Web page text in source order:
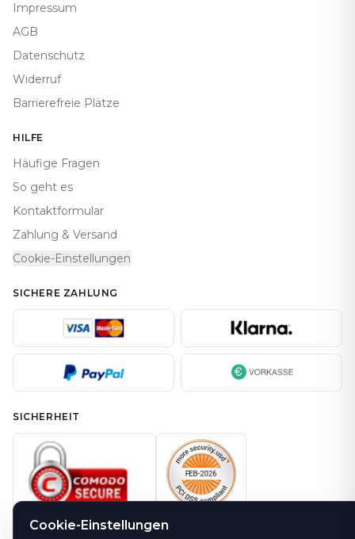
Impressum
AGB
Datenschutz
Widerruf
Barrierefreie Plätze
HILFE
Häufige Fragen
So geht es
Kontaktformular
Zahlung & Versand
Cookie-Einstellungen
SICHERE ZAHLUNG
SICHERHEIT
Cookie-Einstellungen